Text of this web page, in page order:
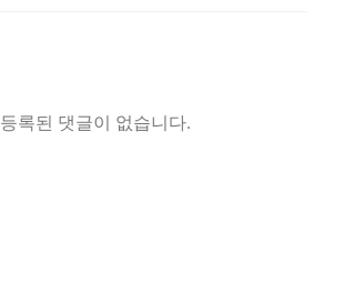
등록된 댓글이 없습니다.